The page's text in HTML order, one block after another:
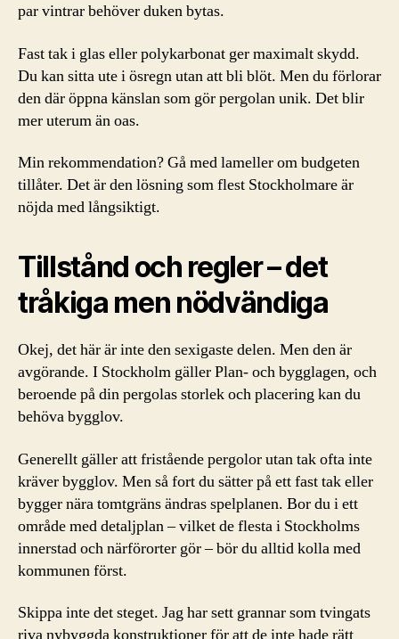
par vintrar behöver duken bytas.
Fast tak i glas eller polykarbonat ger maximalt skydd.
Du kan sitta ute i ösregn utan att bli blöt. Men du förlorar
den där öppna känslan som gör pergolan unik. Det blir
mer uterum än oas.
Min rekommendation? Gå med lameller om budgeten
tillåter. Det är den lösning som flest Stockholmare är
nöjda med långsiktigt.
Tillstånd och regler – det
tråkiga men nödvändiga
Okej, det här är inte den sexigaste delen. Men den är
avgörande. I Stockholm gäller Plan- och bygglagen, och
beroende på din pergolas storlek och placering kan du
behöva bygglov.
Generellt gäller att fristående pergolor utan tak ofta inte
kräver bygglov. Men så fort du sätter på ett fast tak eller
bygger nära tomtgräns ändras spelplanen. Bor du i ett
område med detaljplan – vilket de flesta i Stockholms
innerstad och närförorter gör – bör du alltid kolla med
kommunen först.
Skippa inte det steget. Jag har sett grannar som tvingats